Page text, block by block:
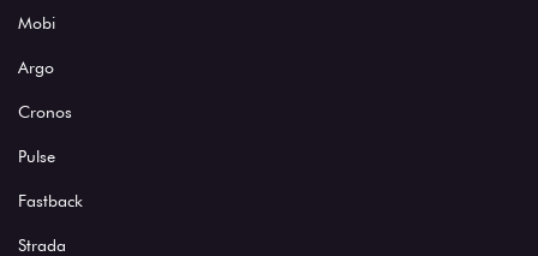
Mobi
Argo
Cronos
Pulse
Fastback
Strada